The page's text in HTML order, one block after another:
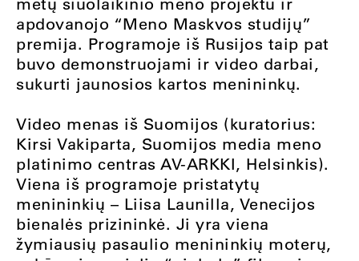
apdovanojo “Meno Maskvos studijų”
premija. Programoje iš Rusijos taip pat
buvo demonstruojami ir video darbai,
sukurti jaunosios kartos menininkų.
Video menas iš Suomijos (kuratorius:
Kirsi Vakiparta, Suomijos media meno
platinimo centras AV-ARKKI, Helsinkis).
Viena iš programoje pristatytų
menininkių – Liisa Launilla, Venecijos
bienalės prizininkė. Ji yra viena
žymiausių pasaulio menininkių moterų,